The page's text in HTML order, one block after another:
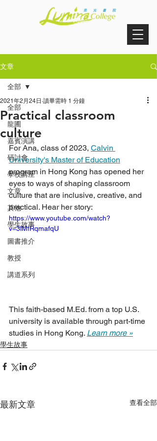
文章
全部
龍圃
嘉賓演講
研討會
學校講座
文章
其他
學生故事
圖書推介
教授
講道系列
全部
Practical classroom
culture
2021年2月24日 讀畢需時 1 分鐘
For Ana, class of 2023, Calvin
University's Master of Education
program in Hong Kong has opened her
eyes to ways of shaping classroom
culture that are inclusive, creative, and
practical. Hear her story:
https://www.youtube.com/watch?
v=3lMfRqmafqU
This faith-based M.Ed. from a top U.S.
university is available through part-time
studies in Hong Kong. Learn more »
學生故事
最新文章 查看全部